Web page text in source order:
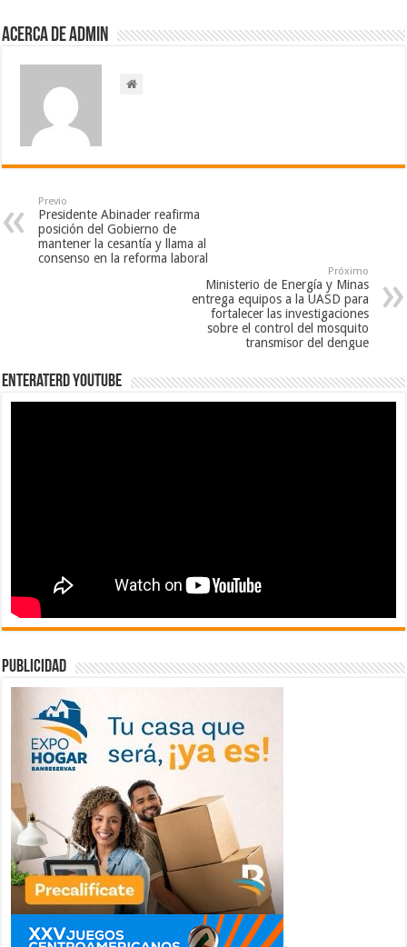
Acerca de admin
Previo
Presidente Abinader reafirma
posición del Gobierno de
mantener la cesantía y llama al
consenso en la reforma laboral
Próximo
Ministerio de Energía y Minas
entrega equipos a la UASD para
fortalecer las investigaciones
sobre el control del mosquito
transmisor del dengue
EnterateRD YOUTUBE
publicidad